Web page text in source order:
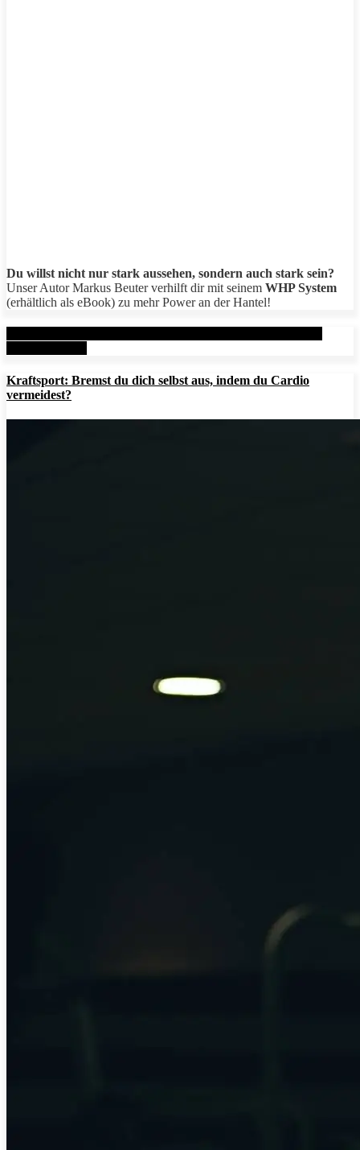
Du willst nicht nur stark aussehen, sondern auch stark sein?
Unser Autor Markus Beuter verhilft dir mit seinem WHP System
(erhältlich als eBook) zu mehr Power an der Hantel!
Kraftsport: Bremst du dich selbst aus, indem du Cardio
vermeidest?